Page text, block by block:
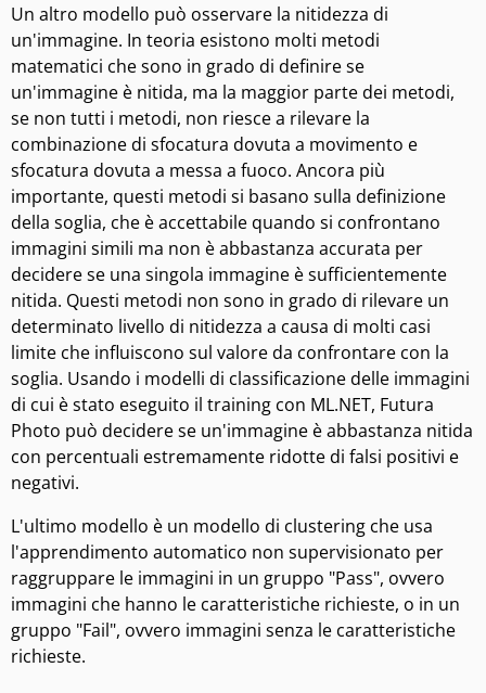
Un altro modello può osservare la nitidezza di
un'immagine. In teoria esistono molti metodi
matematici che sono in grado di definire se
un'immagine è nitida, ma la maggior parte dei metodi,
se non tutti i metodi, non riesce a rilevare la
combinazione di sfocatura dovuta a movimento e
sfocatura dovuta a messa a fuoco. Ancora più
importante, questi metodi si basano sulla definizione
della soglia, che è accettabile quando si confrontano
immagini simili ma non è abbastanza accurata per
decidere se una singola immagine è sufficientemente
nitida. Questi metodi non sono in grado di rilevare un
determinato livello di nitidezza a causa di molti casi
limite che influiscono sul valore da confrontare con la
soglia. Usando i modelli di classificazione delle immagini
di cui è stato eseguito il training con ML.NET, Futura
Photo può decidere se un'immagine è abbastanza nitida
con percentuali estremamente ridotte di falsi positivi e
negativi.
L'ultimo modello è un modello di clustering che usa
l'apprendimento automatico non supervisionato per
raggruppare le immagini in un gruppo "Pass", ovvero
immagini che hanno le caratteristiche richieste, o in un
gruppo "Fail", ovvero immagini senza le caratteristiche
richieste.